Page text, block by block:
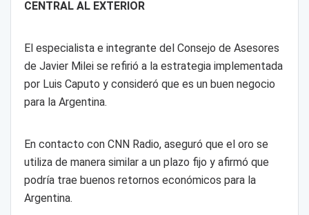
CENTRAL AL EXTERIOR
El especialista e integrante del Consejo de Asesores
de Javier Milei se refirió a la estrategia implementada
por Luis Caputo y consideró que es un buen negocio
para la Argentina.
En contacto con CNN Radio, aseguró que el oro se
utiliza de manera similar a un plazo fijo y afirmó que
podría trae buenos retornos económicos para la
Argentina.